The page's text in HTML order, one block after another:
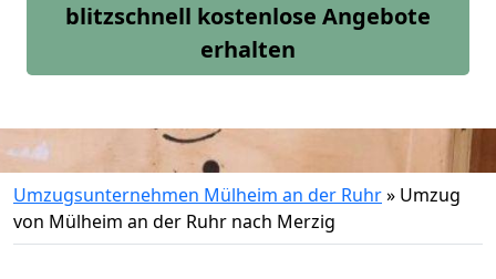
blitzschnell kostenlose Angebote
erhalten
Umzugsunternehmen Mülheim an der Ruhr» Umzug
von Mülheim an der Ruhr nach Merzig